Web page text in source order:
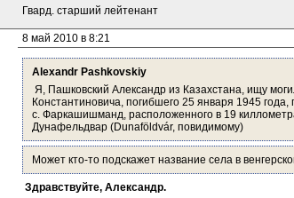
Гвард. старший лейтенант
8 май 2010 в 8:21
Alexandr Pashkovskiy
Я, Пашковский Александр из Казахстана, ищу
Константиновича, погибшего 25 января 1945
с. Фаркашишманд, расположенного в 19
Дунафельдвар (Dunaföldvár, повидимому)
Может кто-то подскажет название села в
Здравствуйте, Александр.